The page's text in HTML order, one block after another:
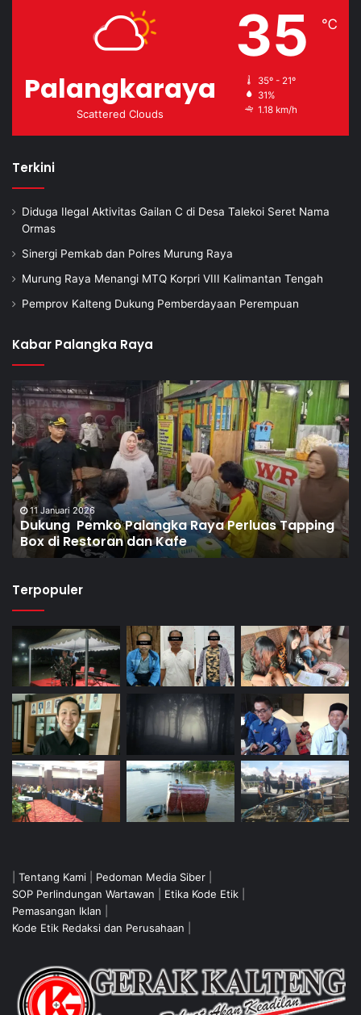
Palangkaraya
Scattered Clouds
35 ℃
35º - 21º
31%
1.18 km/h
Terkini
Diduga Ilegal Aktivitas Gailan C di Desa Talekoi Seret Nama
Ormas
Sinergi Pemkab dan Polres Murung Raya
Murung Raya Menangi MTQ Korpri VIII Kalimantan Tengah
Pemprov Kalteng Dukung Pemberdayaan Perempuan
Kabar Palangka Raya
8 Januari 2026
Dorong Pembentukan Pos Terpadu Berantas
Narkoba di Puntun
Terpopuler
Tentang Kami Pedoman Media Siber
SOP Perlindungan Wartawan
Etika Kode Etik
Pemasangan Iklan
Kode Etik Redaksi dan Perusahaan